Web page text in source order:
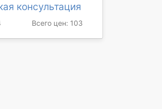
консультация
Всего цен: 103